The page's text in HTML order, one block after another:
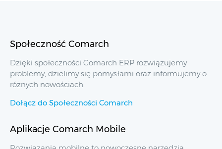
Społeczność Comarch
Dzięki społeczności Comarch ERP rozwiązujemy
problemy, dzielimy się pomysłami oraz informujemy o
różnych nowościach.
Dołącz do Społeczności Comarch
Aplikacje Comarch Mobile